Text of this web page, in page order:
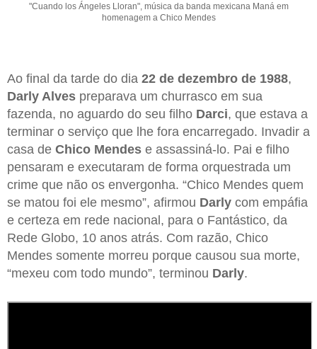
"Cuando los Ángeles Lloran", música da banda mexicana Maná em
homenagem a Chico Mendes
Ao final da tarde do dia 22 de dezembro de 1988,
Darly Alves preparava um churrasco em sua
fazenda, no aguardo do seu filho Darci, que estava a
terminar o serviço que lhe fora encarregado. Invadir a
casa de Chico Mendes e assassiná-lo. Pai e filho
pensaram e executaram de forma orquestrada um
crime que não os envergonha. “Chico Mendes quem
se matou foi ele mesmo”, afirmou Darly com empáfia
e certeza em rede nacional, para o Fantástico, da
Rede Globo, 10 anos atrás. Com razão, Chico
Mendes somente morreu porque causou sua morte,
“mexeu com todo mundo”, terminou Darly.